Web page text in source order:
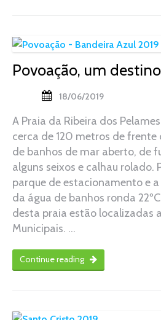
Povoação, um
18/06/2019
A Praia da Ribeira dos
cerca de 120 metros de frente
de banhos de mar aberto, de
alguns seixos e calhau rolado.
parque de estacionamento e
da água de banhos ronda
desta praia estão localizadas
Municipais. …
Continue reading